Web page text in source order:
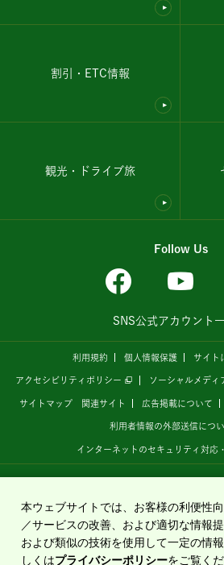
割引・ETC情報
観光・ドライブ旅
Follow Us
SNS公式アカウント
利用規約 個人情報保護 サイト
アクセシビリティポリシー ソーシャルメディ
サイトマップ 関連サイト 広告掲載について
利用者情報の外部送信につ
インターネットのセキュリティ対応
運営しています。
Copyright©2020 East Nippon Expressway
All Rights Reserved.
本ウェブサイトでは、お客様の利便性
／サービスの改善、および適切な情報
および類似の技術を使用して一定の情
しくはプライバシーポリシーをご覧くだ